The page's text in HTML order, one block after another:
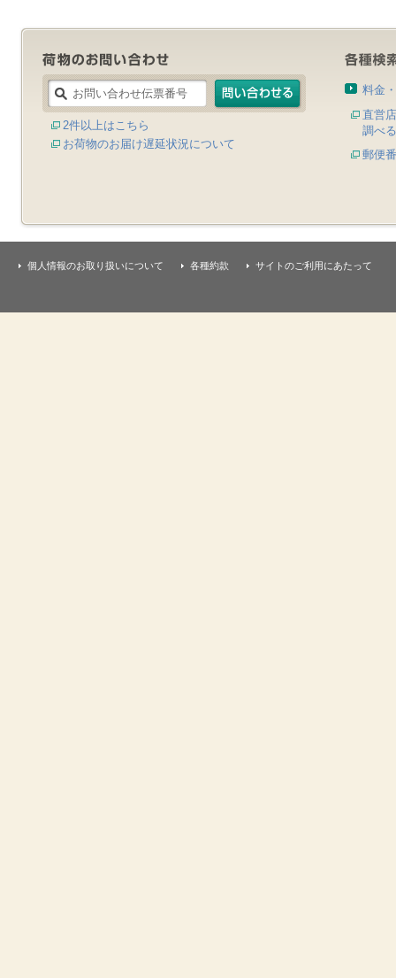
2件以上はこちら
お荷物のお届け遅延状況について
料金
直営
調べる
郵便
個人情報のお取り扱いについて 各種約款 サイトのご利用にあたって